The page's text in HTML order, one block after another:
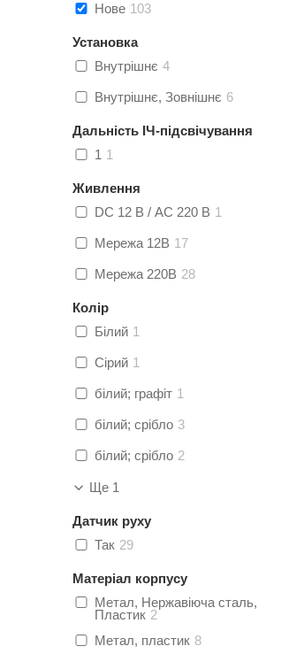
Нове 103
Установка
Внутрішнє 4
Внутрішнє, Зовнішнє 6
Дальність ІЧ-підсвічування
1 1
Живлення
DC 12 В / AC 220 В 1
Мережа 12В 17
Мережа 220В 28
Колір
Білий 1
Сірий 1
білий; графіт 1
білий; срібло 3
білий; срібло 2
Ще 1
Датчик руху
Так 29
Матеріал корпусу
Метал, Нержавіюча сталь,
Пластик 2
Метал, пластик 8